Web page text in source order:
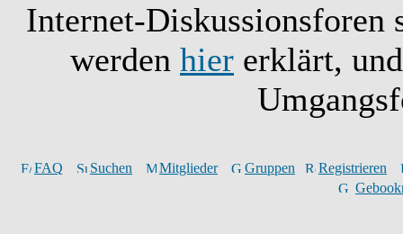
Internet-Diskussionsforen
werden hier erklärt,
FAQ Suchen Mitglieder Gruppen
Registrieren